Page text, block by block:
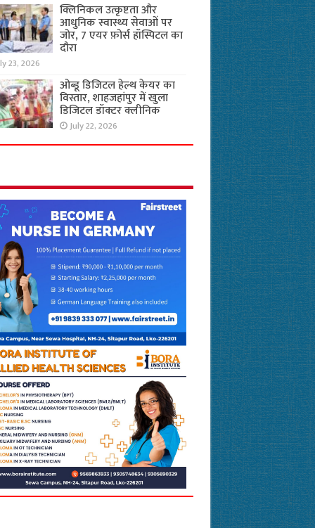
क्लिनिकल उत्कृष्टता और
आधुनिक स्वास्थ्य सेवाओं पर
जोर, 7 एयर फ़ोर्स हॉस्पिटल का
दौरा
23, 2026
ओब्डू डिजिटल हेल्थ केयर का
विस्तार, शाहजहांपुर में खुला
डिजिटल डॉक्टर क्लीनिक
July 22, 2026